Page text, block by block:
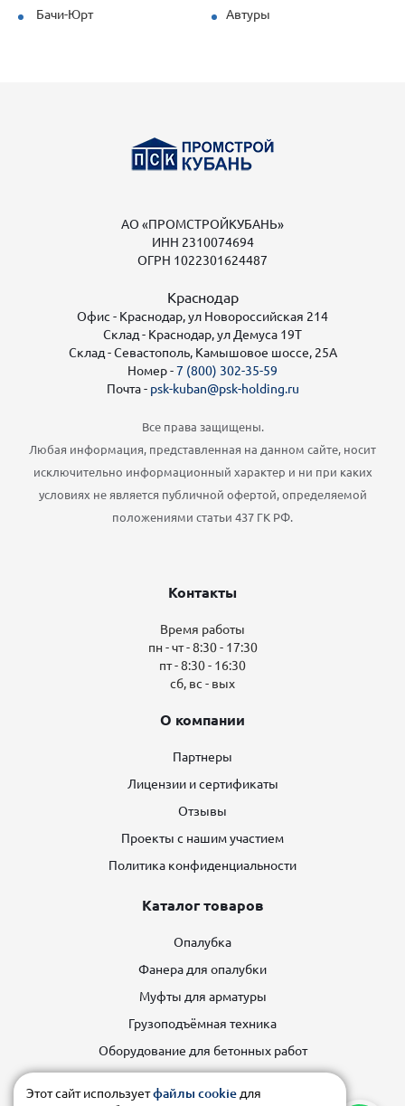
Этот сайт используетфайлы cookie для
Бачи-Юрт
Автуры
АО «ПРОМСТРОЙКУБАНЬ»
ИНН 2310074694
ОГРН 1022301624487
Краснодар
Офис - Краснодар, ул Новороссийская 214
Склад - Краснодар, ул Демуса 19Т
Склад - Севастополь, Камышовое шоссе, 25А
Номер -7 (800) 302-35-59
Почта - psk-kuban@psk-holding.ru
Все права защищены.
Любая информация, представленная на данном сайте, носит
исключительно информационный характер и ни при каких
условиях не является публичной офертой, определяемой
положениями статьи 437 ГК РФ.
Контакты
Время работы
пн - чт - 8:30 - 17:30
пт - 8:30 - 16:30
сб, вс - вых
О компании
Партнеры
Лицензии и сертификаты
Отзывы
Проекты с нашим участием
Политика конфиденциальности
Каталог товаров
Опалубка
Фанера для опалубки
Муфты для арматуры
Грузоподъёмная техника
Оборудование для бетонных работ